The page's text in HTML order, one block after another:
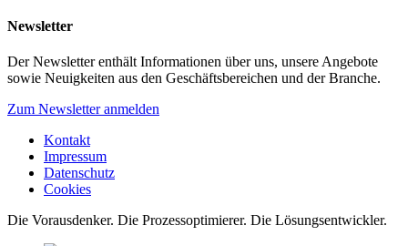
Newsletter
Der Newsletter enthält Informationen über uns, unsere Angebote
sowie Neuigkeiten aus den Geschäftsbereichen und der Branche.
Zum Newsletter anmelden
Kontakt
Impressum
Datenschutz
Cookies
Die Vorausdenker. Die Prozessoptimierer. Die Lösungsentwickler.